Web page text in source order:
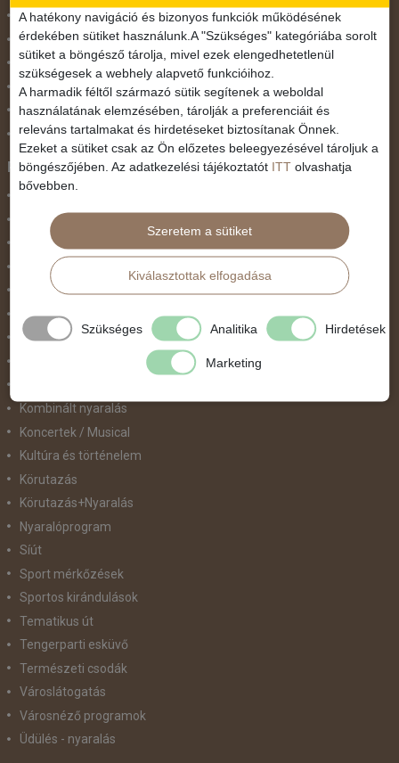
November 1.
Október 23.
Pünkösdi utazás
Szilveszter
Tavaszi szünet
Valentin nap
Programtípus
Belépőjegy
Egyéni út
Egzotikus út
Fesztiválok
Golfút
Gyalogtúra
Kombinált nyaralás
Koncertek / Musical
Kultúra és történelem
Körutazás
Körutazás+Nyaralás
Nyaralóprogram
Síút
Sport mérkőzések
Sportos kirándulások
Tematikus út
Tengerparti esküvő
Természeti csodák
Városlátogatás
Városnéző programok
Üdülés - nyaralás
A hatékony navigáció és bizonyos funkciók működésének
érdekében sütiket használunk.A "Szükséges" kategóriába sorolt
sütiket a böngésző tárolja, mivel ezek elengedhetetlenül
szükségesek a webhely alapvető funkcióihoz.
A harmadik féltől származó sütik segítenek a weboldal
használatának elemzésében, tárolják a preferenciáit és
releváns tartalmakat és hirdetéseket biztosítanak Önnek.
Ezeket a sütiket csak az Ön előzetes beleegyezésével tároljuk a
böngészőjében. Az adatkezelési tájékoztatót ITT olvashatja
bővebben.
Szeretem a sütiket
Kiválasztottak elfogadása
Szükséges Analitika Hirdetések
Marketing